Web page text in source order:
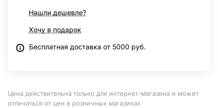
Нашли дешевле?
Хочу в подарок
Бесплатная доставка от 5000 руб.
Цена действительна только для интернет-магазина и может
отличаться от цен в розничных магазинах